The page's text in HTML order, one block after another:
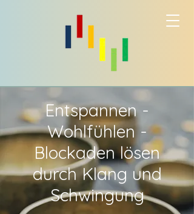
Entspannen -
Wohlfühlen -
Blockaden lösen
durch Klang und
Schwingung